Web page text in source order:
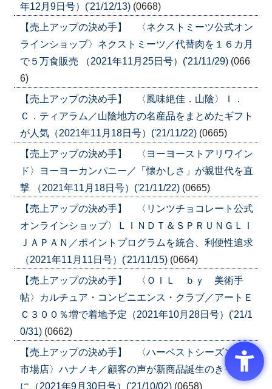
年12月9日号）('21/12/13) (0668)
【売上アップの決め手】 〈ネクストミーツ公式オン
ラインショップ〉ネクストミーツ／代替肉を１６カ月
で５万食販売 （2021年11月25日号）('21/11/29) (066
6)
【売上アップの決め手】 〈風味絶佳．山陰〉Ｉ．
Ｃ．ティアラム／山陰地方の名産品をまとめたギフト
が人気（2021年11月18日号）('21/11/22) (0665)
【売上アップの決め手】 〈ヨーヨーストアリワイン
ド〉ヨーヨーカンパニー／「懐かしさ」が親世代を直
撃 （2021年11月18日号）('21/11/22) (0665)
【売上アップの決め手】 〈リンツチョコレート公式
オンラインショップ〉ＬＩＮＤＴ＆ＳＰＲＵＮＧＬＩ
ＪＡＰＡＮ／ポイントプログラムを統合、利便性追求
（2021年11月11日号）('21/11/15) (0664)
【売上アップの決め手】 〈ＯＩＬ ｂｙ 美術手
帖〉カルチュア・コンビニエンス・クラブ／アートＥ
Ｃ３００％増で着地予定（2021年10月28日号）('21/1
0/31) (0662)
【売上アップの決め手】 〈ハーベストシーズン楽天
市場店〉ハナノキ／顧客の声が新商品誕生のきっかけ
に（2021年9月30日号）('21/10/02) (0658)